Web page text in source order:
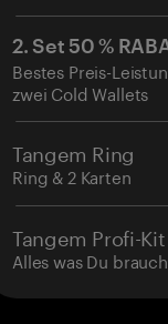
2. Set 50 %
Bestes Preis-
zwei Cold Wallets
Tangem Ring
Ring & 2 Karten
Tangem Profi-Kit
Alles was Du